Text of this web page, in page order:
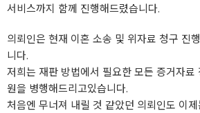
서비스까지 함께 진행해드렸습니다.
의뢰인은 현재 이혼 소송 및 위자료 청구 진
니다.
저희는 재판 방법에서 필요한 모든 증거자료
원을 병행해드리고있습니다.
처음엔 무너져 내릴 것 같았던 의뢰인도 이